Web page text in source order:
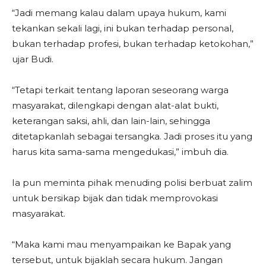
“Jadi memang kalau dalam upaya hukum, kami
tekankan sekali lagi, ini bukan terhadap personal,
bukan terhadap profesi, bukan terhadap ketokohan,”
ujar Budi.
“Tetapi terkait tentang laporan seseorang warga
masyarakat, dilengkapi dengan alat-alat bukti,
keterangan saksi, ahli, dan lain-lain, sehingga
ditetapkanlah sebagai tersangka. Jadi proses itu yang
harus kita sama-sama mengedukasi,” imbuh dia.
Ia pun meminta pihak menuding polisi berbuat zalim
untuk bersikap bijak dan tidak memprovokasi
masyarakat.
“Maka kami mau menyampaikan ke Bapak yang
tersebut, untuk bijaklah secara hukum. Jangan